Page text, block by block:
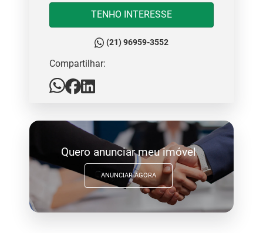
TENHO INTERESSE
(21) 96959-3552
Compartilhar:
Quero anunciar meu imóvel
ANUNCIAR AGORA